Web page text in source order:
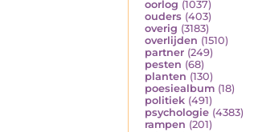
oorlog (1037)
ouders (403)
overig (3183)
overlijden (1510)
partner (249)
pesten (68)
planten (130)
poesiealbum (18)
politiek (491)
psychologie (4383)
rampen (201)